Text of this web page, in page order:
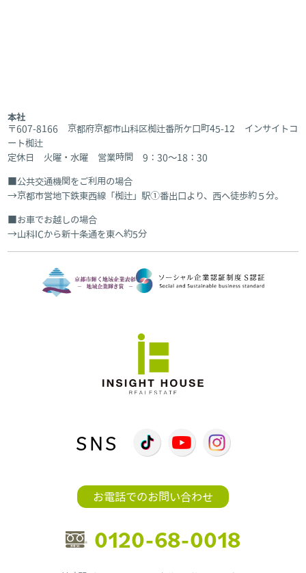
本社
〒607-8166 京都府京都市山科区椥辻番所ケ口町45-12 インサイトコ
ート椥辻
定休日 火曜・水曜 営業時間 9：30～18：30
公共交通機関をご利用の場合
京都市営地下鉄東西線「椥辻」駅①番出口より、西へ徒歩約５分。
お車でお越しの場合
山科ICから新十条通を東へ約5分
SNS
お電話でのお問い合わせ
0120-68-0018